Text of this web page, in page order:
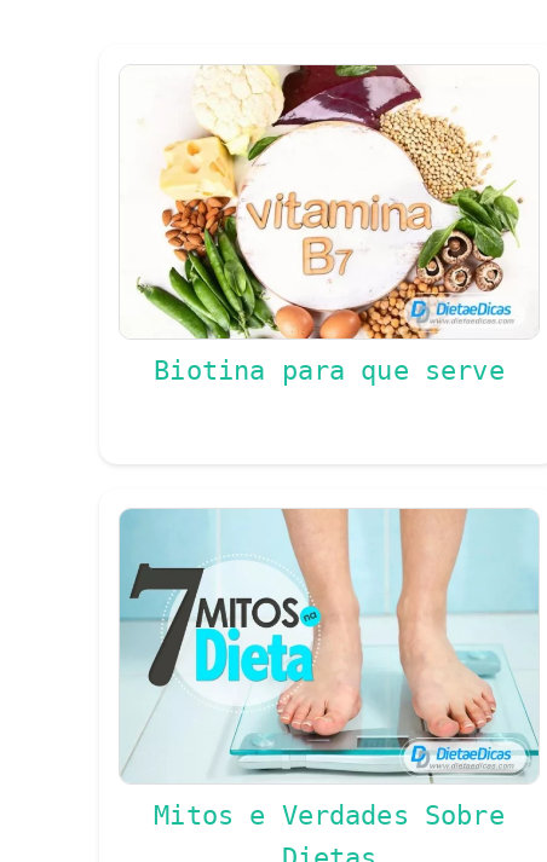
Biotina para que serve
Mitos e Verdades Sobre